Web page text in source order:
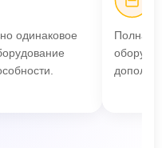
одинаковое
Полная